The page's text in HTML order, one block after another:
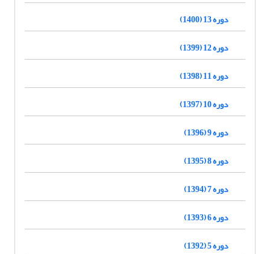
دوره 13 (1400)
دوره 12 (1399)
دوره 11 (1398)
دوره 10 (1397)
دوره 9 (1396)
دوره 8 (1395)
دوره 7 (1394)
دوره 6 (1393)
دوره 5 (1392)